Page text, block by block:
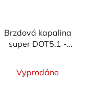
Brzdová kapalina
super DOT5.1 -
Vyprodáno